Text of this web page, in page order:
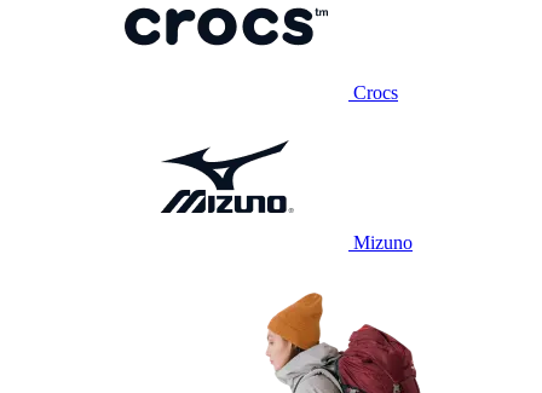
Crocs
Mizuno